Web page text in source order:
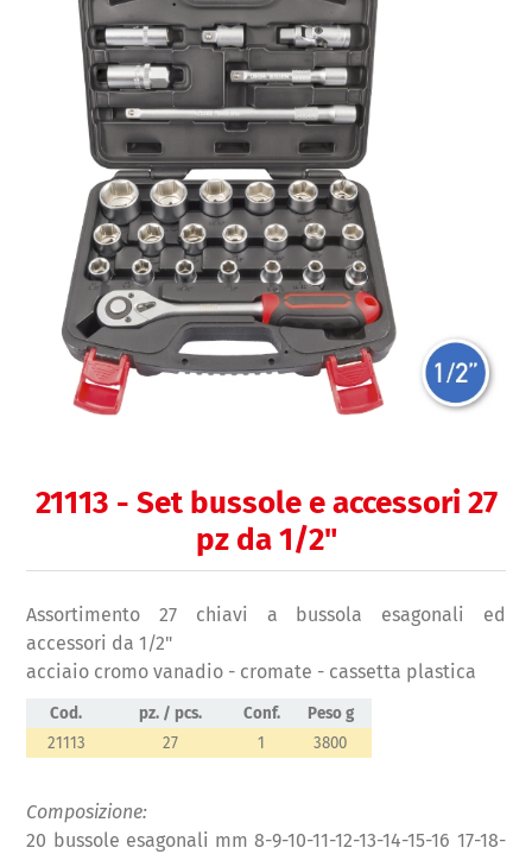
21113 - Set bussole e accessori 27
pz da 1/2"
Assortimento 27 chiavi a bussola esagonali ed
accessori da 1/2"
acciaio cromo vanadio - cromate - cassetta plastica
Cod. pz. / pcs. Conf.
Peso g
21113
27 1 3800
Composizione:
20 bussole esagonali mm 8-9-10-11-12-13-14-15-16 17-18-